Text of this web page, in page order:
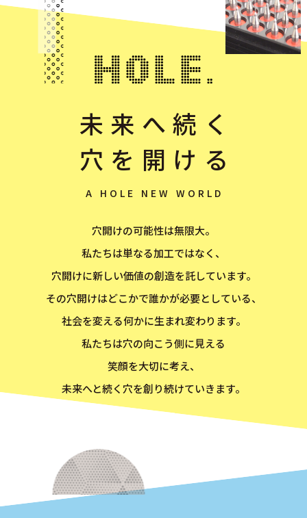
未来へ続く
穴を開ける
A HOLE NEW WORLD
穴開けの可能性は無限大。
私たちは単なる加工ではなく、
穴開けに新しい価値の創造を託しています。
その穴開けはどこかで誰かが必要としている、
社会を変える何かに生まれ変わります。
私たちは穴の向こう側に見える
笑顔を大切に考え、
未来へと続く穴を創り続けていきます。